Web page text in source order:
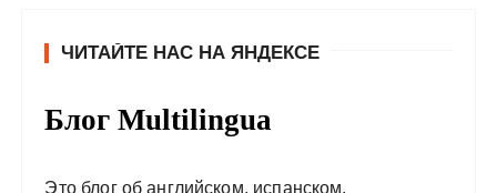
ЧИТАЙТЕ НАС НА ЯНДЕКСЕ
Блог Multilingua
Это блог об английском, испанском,